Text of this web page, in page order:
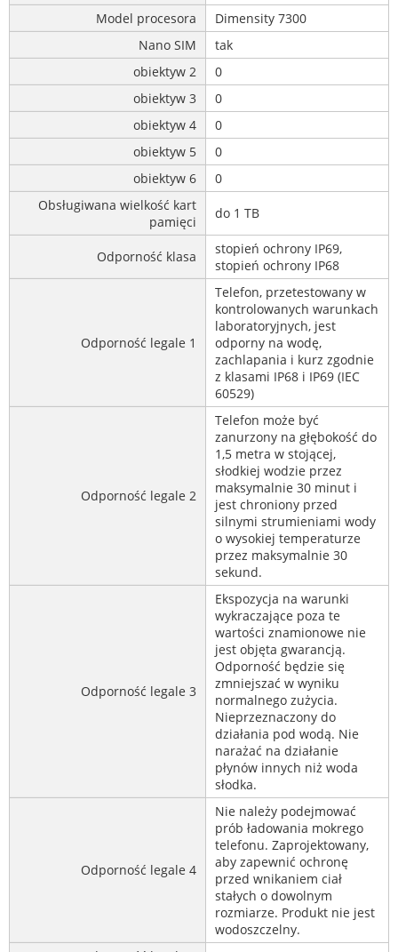
Model procesora
Dimensity 7300
Nano SIM
tak
obiektyw 2
0
obiektyw 3
0
obiektyw 4
0
obiektyw 5
0
obiektyw 6
0
Obsługiwana wielkość kart
pamięci
do 1 TB
Odporność klasa
stopień ochrony IP69,
stopień ochrony IP68
Odporność legale 1
Telefon, przetestowany w
kontrolowanych warunkach
laboratoryjnych, jest
odporny na wodę,
zachlapania i kurz zgodnie
z klasami IP68 i IP69 (IEC
60529)
Odporność legale 2
Telefon może być
zanurzony na głębokość do
1,5 metra w stojącej,
słodkiej wodzie przez
maksymalnie 30 minut i
jest chroniony przed
silnymi strumieniami wody
o wysokiej temperaturze
przez maksymalnie 30
sekund.
Odporność legale 3
Ekspozycja na warunki
wykraczające poza te
wartości znamionowe nie
jest objęta gwarancją.
Odporność będzie się
zmniejszać w wyniku
normalnego zużycia.
Nieprzeznaczony do
działania pod wodą. Nie
narażać na działanie
płynów innych niż woda
słodka.
Odporność legale 4
Nie należy podejmować
prób ładowania mokrego
telefonu. Zaprojektowany,
aby zapewnić ochronę
przed wnikaniem ciał
stałych o dowolnym
rozmiarze. Produkt nie jest
wodoszczelny.